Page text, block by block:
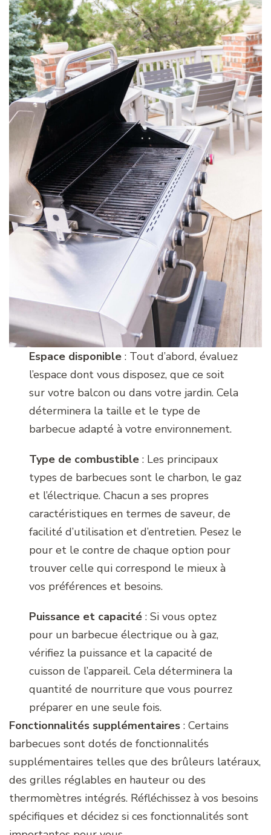
Espace disponible : Tout d’abord, évaluez
l’espace dont vous disposez, que ce soit
sur votre balcon ou dans votre jardin. Cela
déterminera la taille et le type de
barbecue adapté à votre environnement.
Type de combustible : Les principaux
types de barbecues sont le charbon, le gaz
et l’électrique. Chacun a ses propres
caractéristiques en termes de saveur, de
facilité d’utilisation et d’entretien. Pesez le
pour et le contre de chaque option pour
trouver celle qui correspond le mieux à
vos préférences et besoins.
Puissance et capacité : Si vous optez
pour un barbecue électrique ou à gaz,
vérifiez la puissance et la capacité de
cuisson de l’appareil. Cela déterminera la
quantité de nourriture que vous pourrez
préparer en une seule fois.
Fonctionnalités supplémentaires : Certains
barbecues sont dotés de fonctionnalités
supplémentaires telles que des brûleurs latéraux,
des grilles réglables en hauteur ou des
thermomètres intégrés. Réfléchissez à vos besoins
spécifiques et décidez si ces fonctionnalités sont